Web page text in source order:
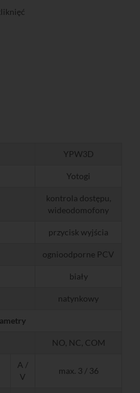
YPW3D
Yotogi
kontrola dostępu,
wideodomofony
przycisk wyjścia
ognioodporne PCV
biały
natynkowy
NO, NC, COM
A /
V
max. 3 / 36